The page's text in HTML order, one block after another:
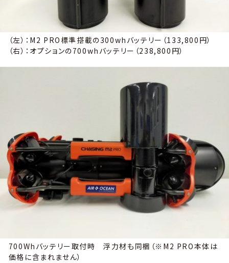
（左）：M2 PRO標準搭載の300whバッテリー（133,800円）
（右）：オプションの700whバッテリー（238,800円）
700Whバッテリー取付時 浮力材も同梱（※M2 PRO本体は
価格に含まれません）